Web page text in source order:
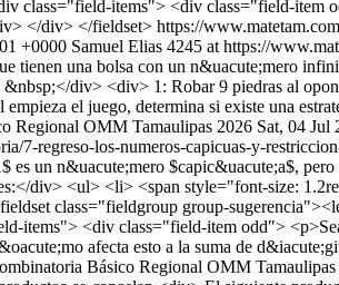
class="field-items"> <div class="field-item
</div> </fieldset> https://
+0000 Samuel Elias 4245 at https://
tienen una bolsa con un n&uacute;mero
div> <div> 1: Robar 9 piedras al
el juego, determina si existe una
Regional OMM Tamaulipas 2026 Sat, 04 Jul
7-regreso-los-numeros-capicuas-y-
es un n&uacute;mero $capic&uacute;a$,
div> <ul> <li> <span style="font-size:
class="fieldgroup group-
items"> <div class="field-item odd">
afecta esto a la suma de
Básico Regional OMM Tamaulipas